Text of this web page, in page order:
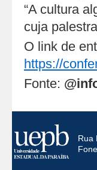
“A cultura
cuja
O link de
https://
Fonte:
Rua